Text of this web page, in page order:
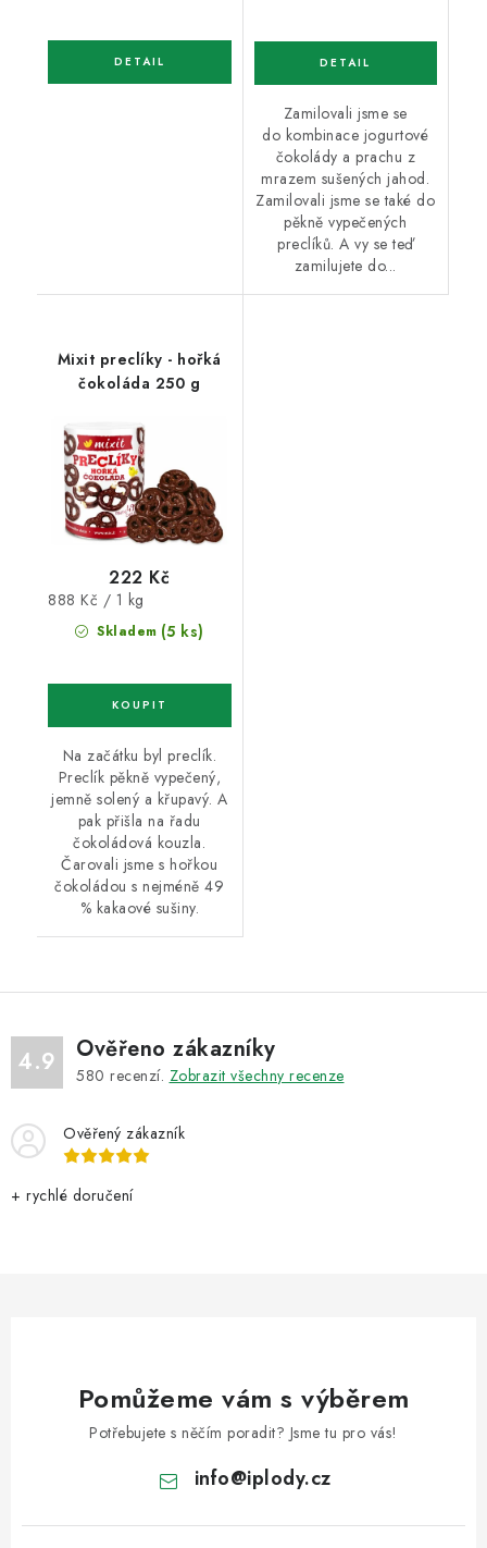
Zamilovali jsme se
do kombinace jogurtové
čokolády a prachu z
mrazem sušených jahod.
Zamilovali jsme se také do
pěkně vypečených
preclíků. A vy se teď
zamilujete do...
Mixit preclíky - hořká
čokoláda 250 g
Skladem (5 ks)
222 Kč
Měrná
cena:
888 Kč / 1 kg
Na začátku byl preclík.
Preclík pěkně vypečený,
jemně solený a křupavý. A
pak přišla na řadu
čokoládová kouzla.
Čarovali jsme s hořkou
čokoládou s nejméně 49
% kakaové sušiny.
4.9 Ověřeno zákazníky
580 recenzí. Zobrazit všechny recenze
Ověřený zákazník
+ rychlé doručení
Pomůžeme vám s výběrem
Potřebujete s něčím poradit? Jsme tu pro vás!
info@iplody.cz